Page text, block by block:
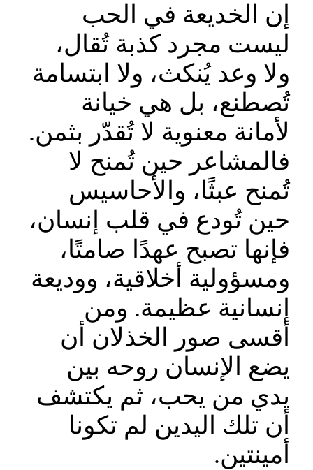
إن الخديعة في الحب
ليست مجرد كذبة تُقال،
ولا وعد يُنكث، ولا ابتسامة
تُصطنع، بل هي خيانة
لأمانة معنوية لا تُقدّر بثمن.
فالمشاعر حين تُمنح لا
تُمنح عبثًا، والأحاسيس
حين تُودع في قلب إنسان،
فإنها تصبح عهدًا صامتًا،
ومسؤولية أخلاقية، ووديعة
إنسانية عظيمة. ومن
أقسى صور الخذلان أن
يضع الإنسان روحه بين
يدي من يحب، ثم يكتشف
أن تلك اليدين لم تكونا
أمينتين.